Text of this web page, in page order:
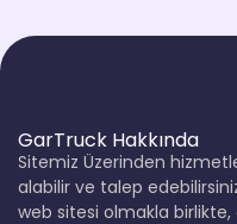
GarTruck Hakkında
Sitemiz Üzerinden
alabilir ve talep
web sitesi olmakla